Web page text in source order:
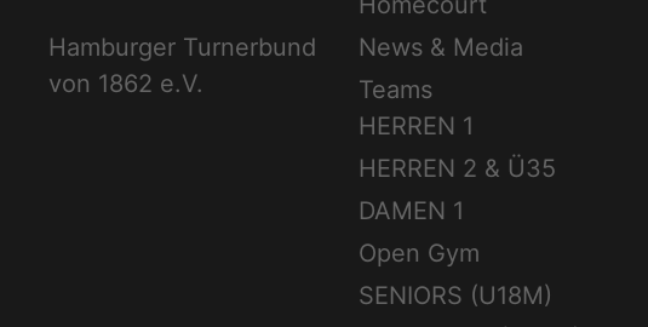
Hamburger Turnerbund
von 1862 e.V.
News & Media
Teams
HERREN 1
HERREN 2 & Ü35
DAMEN 1
Open Gym
SENIORS (U18M)